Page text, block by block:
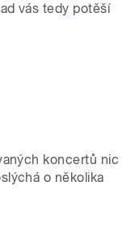
vás tedy potěší
koncertů nic
o několika